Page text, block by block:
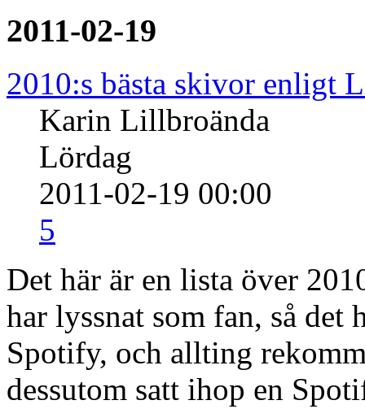
2011-02-19
2010:s bästa skivor enligt
Karin Lillbroända
Lördag
2011-02-19 00:00
5
Det här är en lista över
har lyssnat som fan, så det
Spotify, och allting
dessutom satt ihop en